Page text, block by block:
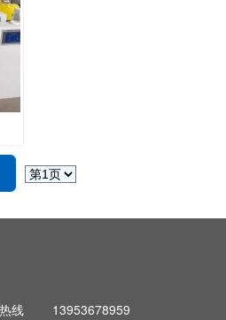
热线 13953678959